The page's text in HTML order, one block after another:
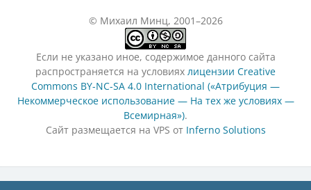
© Михаил Минц, 2001–2026
Если не указано иное, содержимое данного сайта
распространяется на условиях лицензии Creative
Commons BY-NC-SA 4.0 International («Атрибуция —
Некоммерческое использование — На тех же условиях —
Всемирная»).
Сайт размещается на VPS от Inferno Solutions